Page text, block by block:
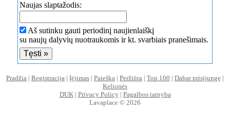
Naujas slaptažodis:
Aš sutinku gauti periodinį naujienlaiškį
su naujų dalyvių nuotraukomis ir kt. svarbiais pranešimais.
Pradžia | Registracija | Įėjimas | Paieška | Peržiūra | Top 100 | Dabar prisijungę |
Kelionės
DUK| Privacy Policy| Pagalbos tarnyba
Lavaplace © 2026